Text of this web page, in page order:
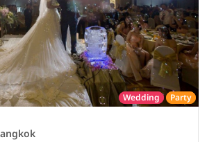
Wedding Party